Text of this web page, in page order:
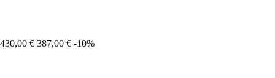
430,00 € 387,00 € -10%